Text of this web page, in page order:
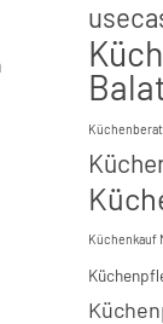
Küchenkauf